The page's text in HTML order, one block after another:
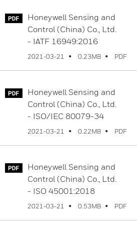
Honeywell Sensing and
Control (China) Co., Ltd.
- IATF 16949:2016
2021-03-21 0.23MB PDF
Honeywell Sensing and
Control (China) Co., Ltd.
- ISO/IEC 80079-34
2021-03-21 0.22MB PDF
Honeywell Sensing and
Control (China) Co., Ltd.
- ISO 45001:2018
2021-03-21 0.53MB PDF